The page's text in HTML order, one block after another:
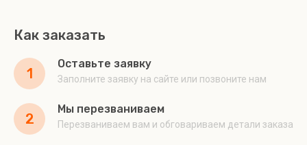
Как заказать
1
Оставьте заявку
Заполните заявку на сайте или позвоните нам
2
Мы перезваниваем
Перезваниваем вам и обговариваем детали заказа